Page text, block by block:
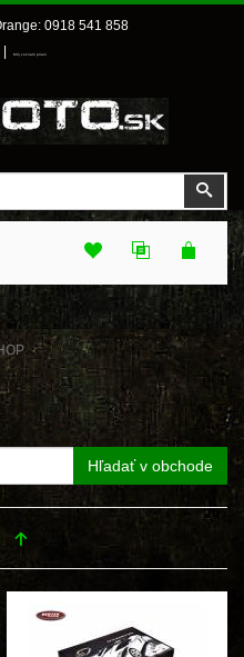
0918 541 858
Môj zoznam prianí
Hľadať v obchode